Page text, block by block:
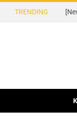
TRENDING